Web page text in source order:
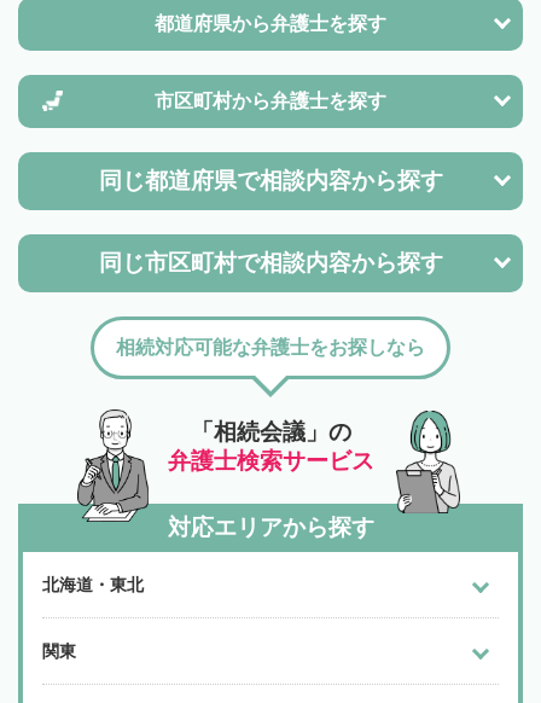
都道府県から弁護士を探す
市区町村から弁護士を探す
同じ都道府県で相談内容から探す
同じ市区町村で相談内容から探す
「相続会議」の
弁護士検索サービス
相続対応可能な弁護士をお探しなら
対応エリアから探す
北海道・東北
関東